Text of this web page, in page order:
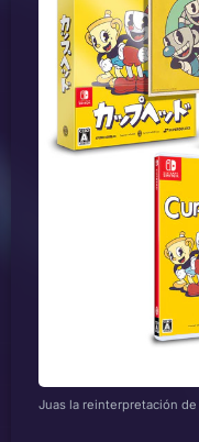
Juas la reinterpretación de